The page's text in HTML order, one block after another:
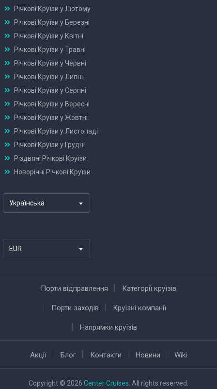
Річкові Круїзи у Лютому
Річкові Круїзи у Березні
Річкові Круїзи у Квітні
Річкові Круїзи у Травні
Річкові Круїзи у Червні
Річкові Круїзи у Липні
Річкові Круїзи у Серпні
Річкові Круїзи у Вересні
Річкові Круїзи у Жовтні
Річкові Круїзи у Листопаді
Річкові Круїзи у Грудні
Різдвяні Річкові Круїзи
Новорічні Річкові Круїзи
Українська
EUR
Порти відправлення Категорії круїзів
Порти заходів Круїзні компанії
Напрямки круїзів
Акції Блог Контакти Новини Wiki
Copyright © 2026 Center Cruises. All rights reserved.